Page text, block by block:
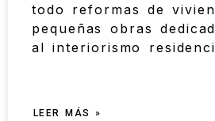
todo reformas de
pequeñas obras
al interiorismo
LEER MÁS »